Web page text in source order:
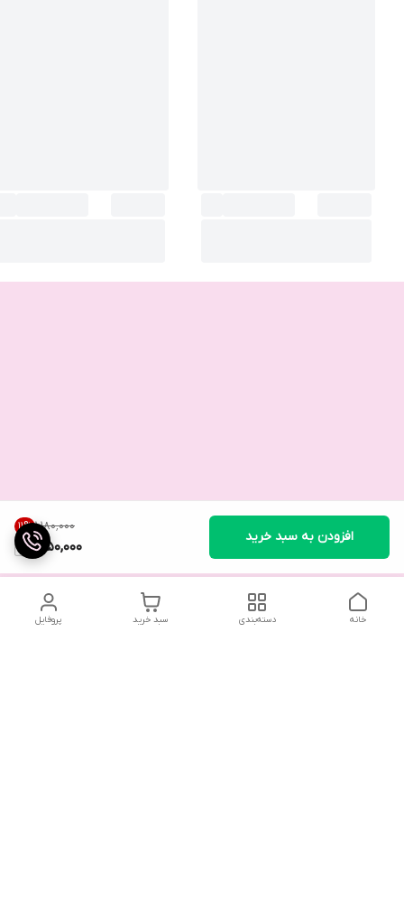
۱٬۱۸۰٬۰۰۰ 11%
1,050,000
افزودن به سبد خرید
پروفایل سبد خرید دسته‌بندی خانه